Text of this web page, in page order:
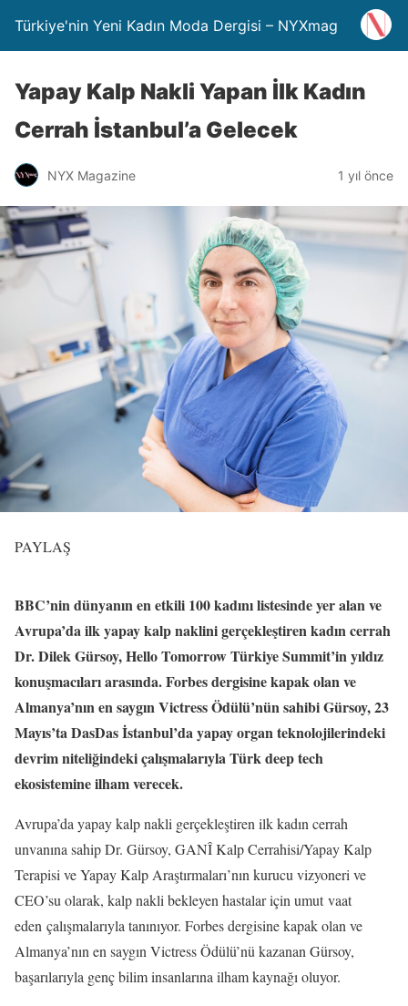
Türkiye'nin Yeni Kadın Moda Dergisi – NYXmag
Yapay Kalp Nakli Yapan İlk Kadın
Cerrah İstanbul’a Gelecek
NYX Magazine 1 yıl önce
PAYLAŞ
BBC’nin dünyanın en etkili 100 kadını listesinde yer alan ve
Avrupa’da ilk yapay kalp naklini gerçekleştiren kadın cerrah
Dr. Dilek Gürsoy, Hello Tomorrow Türkiye Summit’in yıldız
konuşmacıları arasında. Forbes dergisine kapak olan ve
Almanya’nın en saygın Victress Ödülü’nün sahibi Gürsoy, 23
Mayıs’ta DasDas İstanbul’da yapay organ teknolojilerindeki
devrim niteliğindeki çalışmalarıyla Türk deep tech
ekosistemine ilham verecek.
Avrupa’da yapay kalp nakli gerçekleştiren ilk kadın cerrah
unvanına sahip Dr. Gürsoy, GANÎ Kalp Cerrahisi/Yapay Kalp
Terapisi ve Yapay Kalp Araştırmaları’nın kurucu vizyoneri ve
CEO’su olarak, kalp nakli bekleyen hastalar için umut vaat
eden çalışmalarıyla tanınıyor. Forbes dergisine kapak olan ve
Almanya’nın en saygın Victress Ödülü’nü kazanan Gürsoy,
başarılarıyla genç bilim insanlarına ilham kaynağı oluyor.